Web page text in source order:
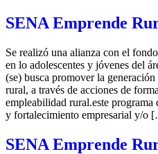
SENA Emprende
Se realizó una alianza con el
en lo adolescentes y jóvenes del
(se) busca promover la
rural, a través de acciones de
empleabilidad rural.este programa
y fortalecimiento empresarial y/o
SENA Emprende